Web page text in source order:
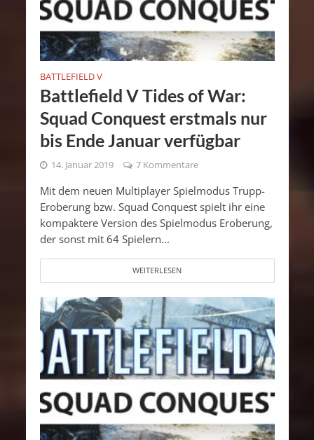
BATTLEFIELD V
Battlefield V Tides of War:
Squad Conquest erstmals nur
bis Ende Januar verfügbar
14. Januar 2019 7 Kommentare
Mit dem neuen Multiplayer Spielmodus Trupp-
Eroberung bzw. Squad Conquest spielt ihr eine
kompaktere Version des Spielmodus Eroberung,
der sonst mit 64 Spielern...
WEITERLESEN